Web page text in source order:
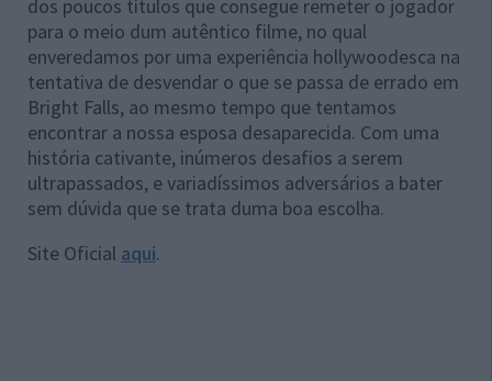
dos poucos títulos que consegue remeter o jogador
para o meio dum autêntico filme, no qual
enveredamos por uma experiência hollywoodesca na
tentativa de desvendar o que se passa de errado em
Bright Falls, ao mesmo tempo que tentamos
encontrar a nossa esposa desaparecida. Com uma
história cativante, inúmeros desafios a serem
ultrapassados, e variadíssimos adversários a bater
sem dúvida que se trata duma boa escolha.
Site Oficial aqui.